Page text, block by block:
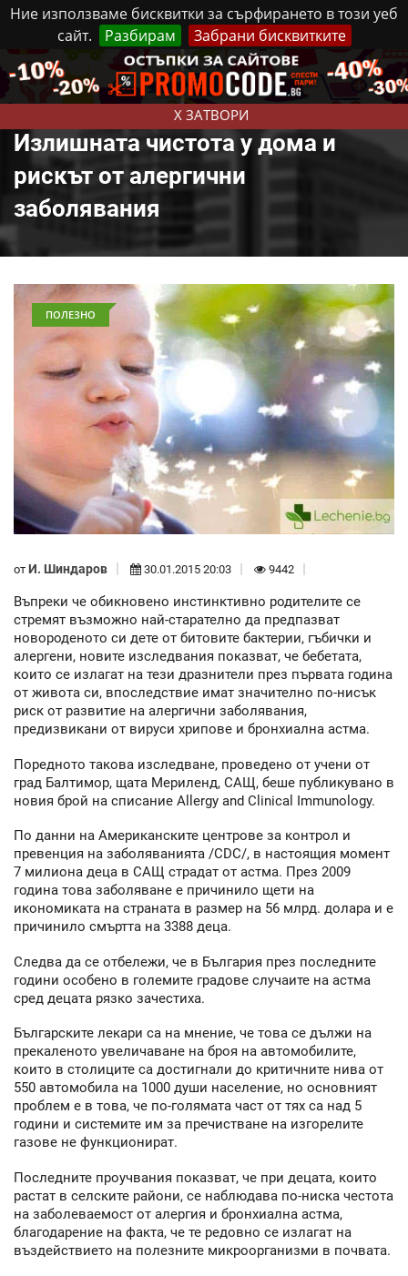
Ние използваме бисквитки за сърфирането в този уеб
сайт.
Разбирам Забрани бисквитките
X ЗАТВОРИ
Събота, 8 Август, 2026 Реклама Контакти
Излишната чистота у дома и
рискът от алергични
заболявания
ПОЛЕЗНО
от И. Шиндаров 30.01.2015 20:03 9442
Въпреки че обикновено инстинктивно родителите се
стремят възможно най-старателно да предпазват
новороденото си дете от битовите бактерии, гъбички и
алергени, новите изследвания показват, че бебетата,
които се излагат на тези дразнители през първата година
от живота си, впоследствие имат значително по-нисък
риск от развитие на алергични заболявания,
предизвикани от вируси хрипове и бронхиална астма.
Поредното такова изследване, проведено от учени от
град Балтимор, щата Мериленд, САЩ, беше публикувано в
новия брой на списание Allergy and Clinical Immunology.
По данни на Американските центрове за контрол и
превенция на заболяванията /CDC/, в настоящия момент
7 милиона деца в САЩ страдат от астма. През 2009
година това заболяване е причинило щети на
икономиката на страната в размер на 56 млрд. долара и е
причинило смъртта на 3388 деца.
Следва да се отбележи, че в България през последните
години особено в големите градове случаите на астма
сред децата рязко зачестиха.
Българските лекари са на мнение, че това се дължи на
прекаленото увеличаване на броя на автомобилите,
които в столиците са достигнали до критичните нива от
550 автомобила на 1000 души население, но основният
проблем е в това, че по-голямата част от тях са над 5
години и системите им за пречистване на изгорелите
газове не функционират.
Последните проучвания показват, че при децата, които
растат в селските райони, се наблюдава по-ниска честота
на заболеваемост от алергия и бронхиална астма,
благодарение на факта, че те редовно се излагат на
въздействието на полезните микроорганизми в почвата.